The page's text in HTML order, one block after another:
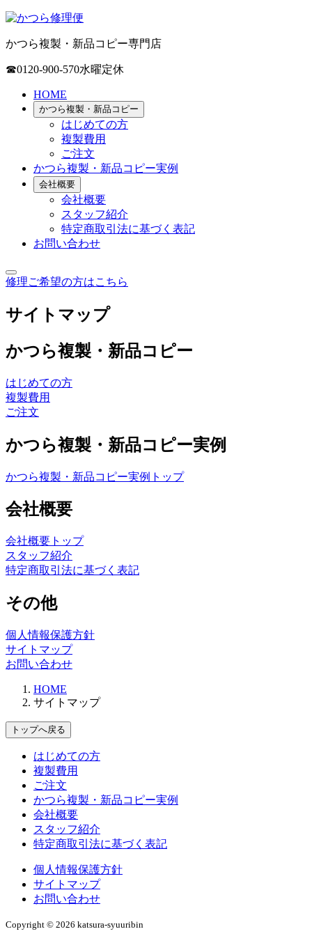
かつら複製・新品コピー専門店
☎0120-900-570水曜定休
HOME
かつら複製・新品コピー
はじめての方
複製費用
ご注文
かつら複製・新品コピー実例
会社概要
会社概要
スタッフ紹介
特定商取引法に基づく表記
お問い合わせ
修理ご希望の方はこちら
サイトマップ
かつら複製・新品コピー
はじめての方
複製費用
ご注文
かつら複製・新品コピー実例
かつら複製・新品コピー実例トップ
会社概要
会社概要トップ
スタッフ紹介
特定商取引法に基づく表記
その他
個人情報保護方針
サイトマップ
お問い合わせ
HOME
サイトマップ
トップへ戻る
はじめての方
複製費用
ご注文
かつら複製・新品コピー実例
会社概要
スタッフ紹介
特定商取引法に基づく表記
個人情報保護方針
サイトマップ
お問い合わせ
Copyright © 2026 katsura-syuuribin